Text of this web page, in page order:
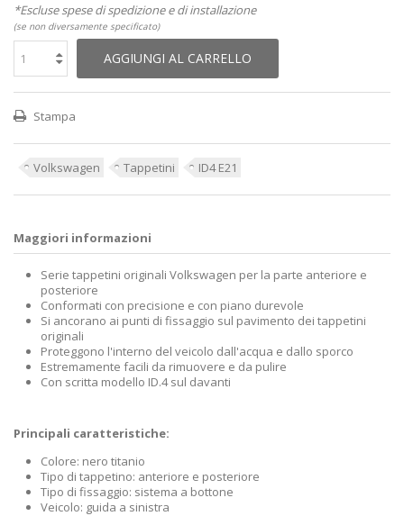
*Escluse spese di spedizione e di installazione
(se non diversamente specificato)
AGGIUNGI AL CARRELLO
Stampa
Volkswagen Tappetini ID4 E21
Maggiori informazioni
Serie tappetini originali Volkswagen per la parte anteriore e
posteriore
Conformati con precisione e con piano durevole
Si ancorano ai punti di fissaggio sul pavimento dei tappetini
originali
Proteggono l'interno del veicolo dall'acqua e dallo sporco
Estremamente facili da rimuovere e da pulire
Con scritta modello ID.4 sul davanti
Principali caratteristiche:
Colore: nero titanio
Tipo di tappetino: anteriore e posteriore
Tipo di fissaggio: sistema a bottone
Veicolo: guida a sinistra